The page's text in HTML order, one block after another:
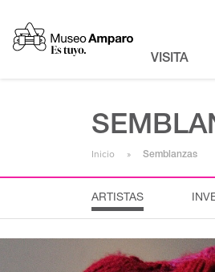
VISITA
Inicio Semblanzas
ARTISTAS